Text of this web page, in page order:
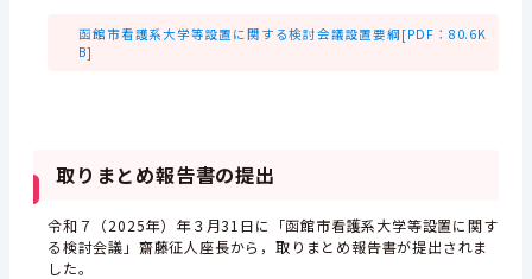
函館市看護系大学等設置に関する検討会議設置要綱[PDF：80.6K
B]
取りまとめ報告書の提出
令和７（2025年）年３月31日に「函館市看護系大学等設置に関す
る検討会議」齋藤征人座長から，取りまとめ報告書が提出されま
した。